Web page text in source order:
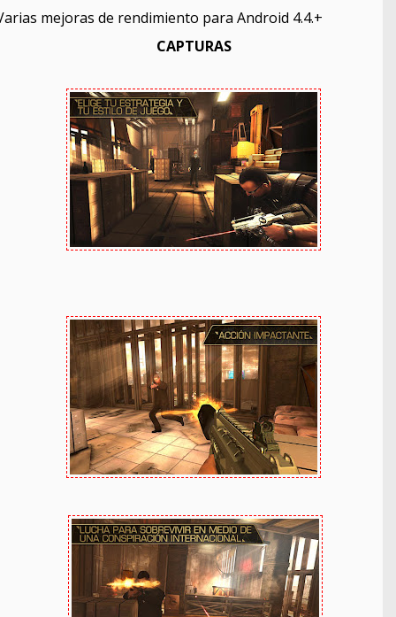
mejoras de rendimiento para Android 4.4.+
CAPTURAS